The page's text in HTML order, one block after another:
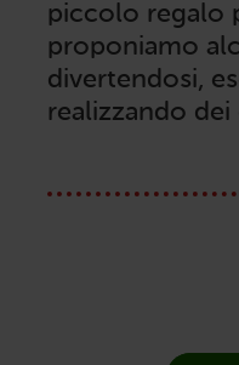
piccolo regalo
proponiamo
divertendosi,
realizzando dei